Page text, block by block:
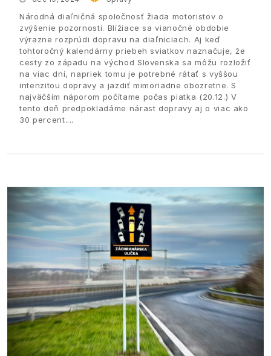
Národná diaľničná spoločnosť žiada motoristov o
zvýšenie pozornosti. Blížiace sa vianočné obdobie
výrazne rozprúdi dopravu na diaľniciach. Aj keď
tohtoročný kalendárny priebeh sviatkov naznačuje, že
cesty zo západu na východ Slovenska sa môžu rozložiť
na viac dní, napriek tomu je potrebné rátať s vyššou
intenzitou dopravy a jazdiť mimoriadne obozretne. S
najväčším náporom počítame počas piatka (20.12.) V
tento deň predpokladáme nárast dopravy aj o viac ako
30 percent.